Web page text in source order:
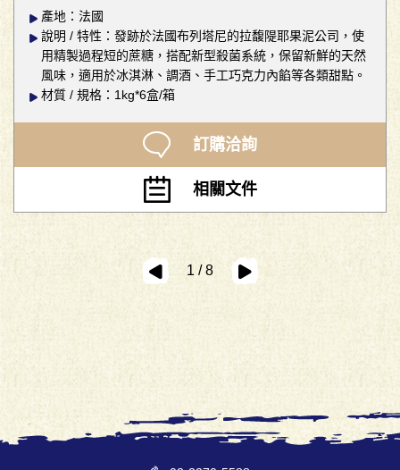
產地：法國
說明 / 特性：發跡於法國布列塔尼的拉馥隄耶果泥公司，使
用精製過程短的蔗糖，搭配新型殺菌系統，保留新鮮的天然
風味，適用於冰淇淋、調酒、手工巧克力內餡等各類甜點。
材質 / 規格：1kg*6盒/箱
訂購洽詢
相關文件
1 / 8